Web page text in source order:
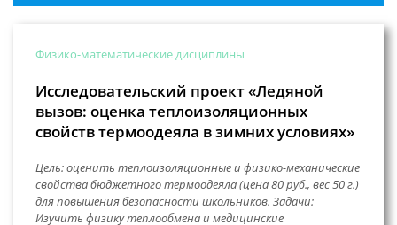
Физико-математические дисциплины
Исследовательский проект «Ледяной
вызов: оценка теплоизоляционных
свойств термоодеяла в зимних условиях»
Цель: оценить теплоизоляционные и физико-механические
свойства бюджетного термоодеяла (цена 80 руб., вес 50 г.)
для повышения безопасности школьников. Задачи:
Изучить физику теплообмена и медицинские